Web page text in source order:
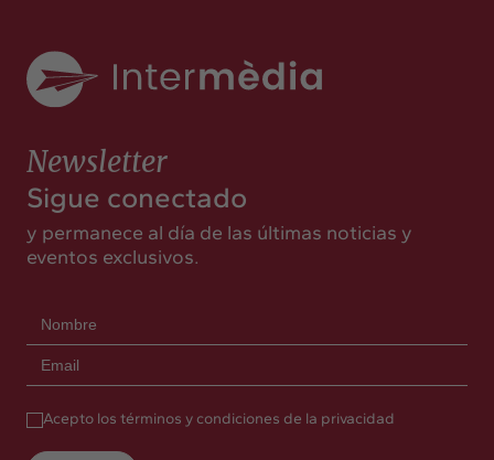
Newsletter
Sigue conectado
y permanece al día de las últimas noticias y
eventos exclusivos.
Acepto los términos y condiciones de la privacidad